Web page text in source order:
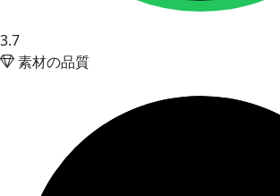
3.7
素材の品質